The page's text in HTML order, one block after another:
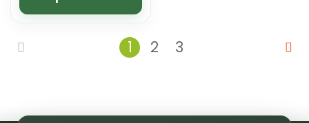
1 2 3